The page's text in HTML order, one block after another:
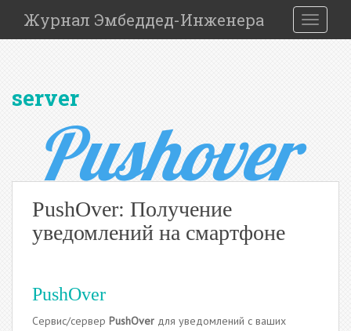
i
Журнал Эмбеддед-Инженера
server
PushOver: Получение
уведомлений на смартфоне
PushOver
Сервис/сервер PushOver для уведомлений с ваших